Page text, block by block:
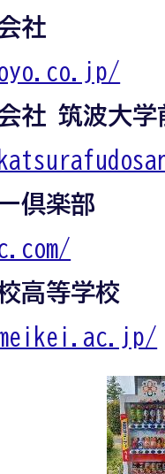
社
社 筑波大学
倶楽部
高等学校